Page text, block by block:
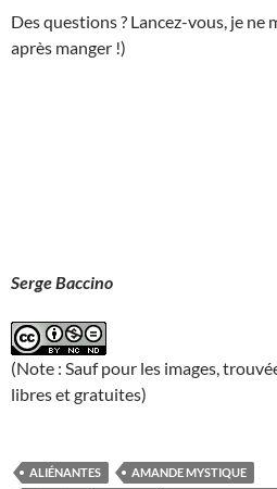
Des questions ? Lancez-vous, je ne
après manger !)
Serge Baccino
(Note : Sauf pour les images,
libres et gratuites)
ALIÉNANTES
AMANDE MYSTIQUE